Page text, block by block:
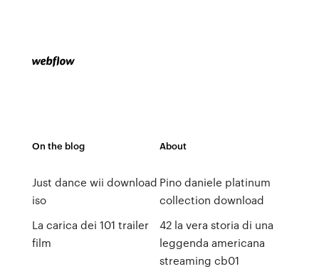
On the blog
Just dance wii download
iso
La carica dei 101 trailer
film
About
Pino daniele platinum
collection download
42 la vera storia di una
leggenda americana
streaming cb01